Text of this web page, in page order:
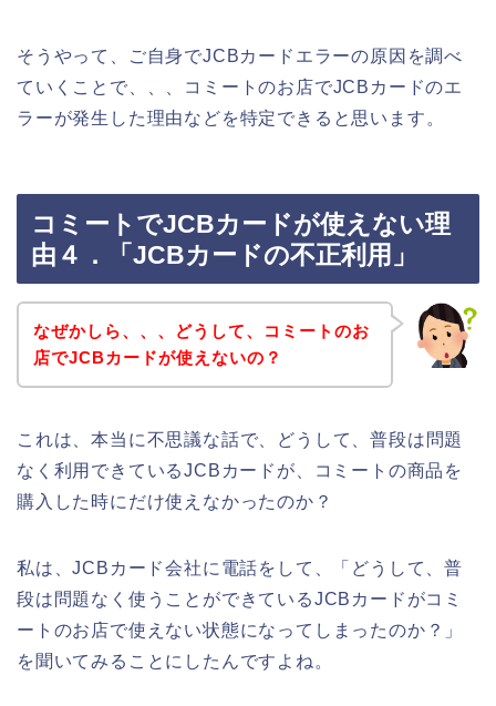
そうやって、ご自身でJCBカードエラーの原因を調べ
ていくことで、、、コミートのお店でJCBカードのエ
ラーが発生した理由などを特定できると思います。
コミートでJCBカードが使えない理
由４．「JCBカードの不正利用」
なぜかしら、、、どうして、コミートのお
店でJCBカードが使えないの？
これは、本当に不思議な話で、どうして、普段は問題
なく利用できているJCBカードが、コミートの商品を
購入した時にだけ使えなかったのか？
私は、JCBカード会社に電話をして、「どうして、普
段は問題なく使うことができているJCBカードがコミ
ートのお店で使えない状態になってしまったのか？」
を聞いてみることにしたんですよね。